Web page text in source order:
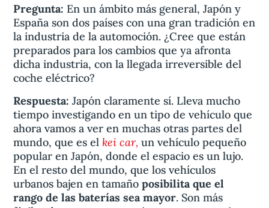
Pregunta: En un ámbito más general, Japón y
España son dos países con una gran tradición en
la industria de la automoción. ¿Cree que están
preparados para los cambios que ya afronta
dicha industria, con la llegada irreversible del
coche eléctrico?
Respuesta: Japón claramente sí. Lleva mucho
tiempo investigando en un tipo de vehículo que
ahora vamos a ver en muchas otras partes del
mundo, que es el kei car, un vehículo pequeño
popular en Japón, donde el espacio es un lujo.
En el resto del mundo, que los vehículos
urbanos bajen en tamañoposibilita que el
rango de las baterías sea mayor. Son más